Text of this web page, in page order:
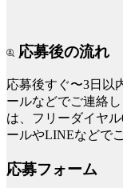
応募後の流れ
応募後すぐ〜3日以
ールなどでご連絡し
は、フリーダイヤ
ールやLINEなどで
応募フォーム